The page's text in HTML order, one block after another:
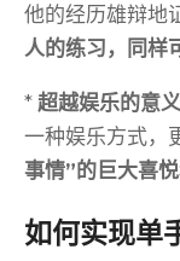
他的经历雄辩地
人的练习，同样
* 超越娱乐的意义
一种娱乐方式，
事情”的巨大喜
如何实现单